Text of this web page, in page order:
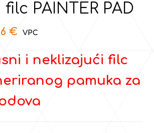
PAINTER PAD
€
i neklizajući filc
pamuka za